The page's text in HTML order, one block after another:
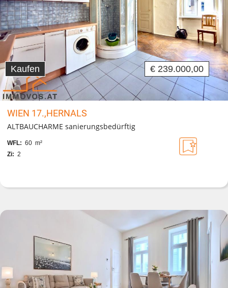
Kaufen € 239.000,00
WIEN 17.,HERNALS
ALTBAUCHARME sanierungsbedürftig
WFL: 60 m²
Zi: 2